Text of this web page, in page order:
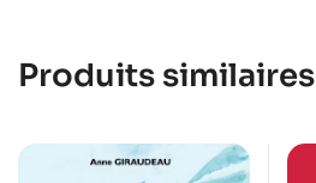
Produits similaires